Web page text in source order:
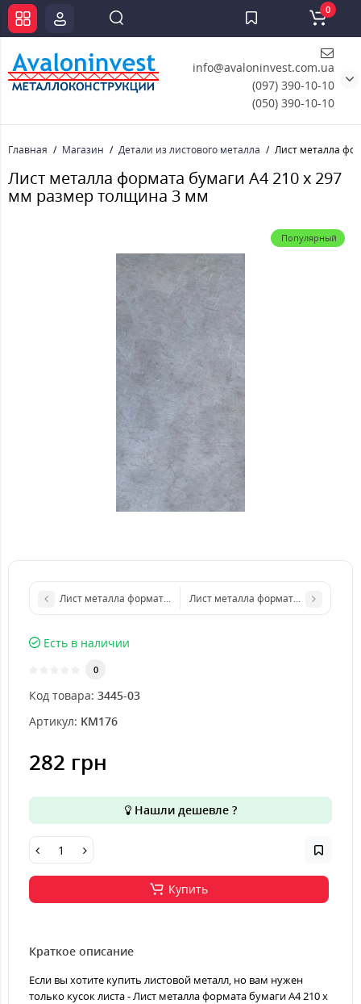
info@avaloninvest.com.ua
(097) 390-10-10
(050) 390-10-10
0
Главная Магазин Детали из листового металла Лист металла
Лист металла формата бумаги А4 210 х 297
мм размер толщина 3 мм
Популярный
Лист металла формата бумаги А3 297 х 420 мм размер
Лист металла формата бумаги А5
Есть в наличии
0
Код товара: 3445-03
Артикул: KM176
282 грн
Нашли дешевле ?
Купить
Краткое описание
Если вы хотите купить листовой металл, но вам нужен
только кусок листа - Лист металла формата бумаги А4 210 х